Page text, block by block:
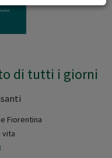
di tutti i giorni
Fiorentina
vita